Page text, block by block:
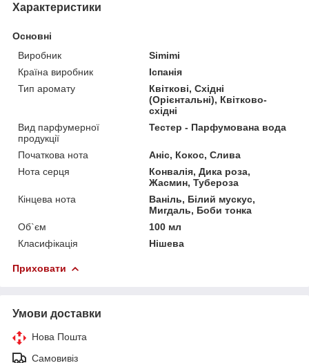
Характеристики
Основні
Виробник
Simimi
Країна виробник
Іспанія
Тип аромату
Квіткові, Східні
(Орієнтальні), Квітково-
східні
Вид парфумерної
продукції
Тестер - Парфумована вода
Початкова нота
Аніс, Кокос, Слива
Нота серця
Конвалія, Дика роза,
Жасмин, Тубероза
Кінцева нота
Ваніль, Білий мускус,
Мигдаль, Боби тонка
Об`єм
100 мл
Класифікація
Нішева
Приховати
Умови доставки
Нова Пошта
Самовивіз